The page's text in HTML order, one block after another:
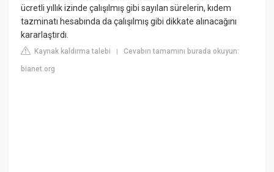
ücretli yıllık izinde çalışılmış gibi sayılan sürelerin, kıdem
tazminatı hesabında da çalışılmış gibi dikkate alınacağını
kararlaştırdı.
Kaynak kaldırma talebi |Cevabın tamamını burada okuyun:
bianet.org